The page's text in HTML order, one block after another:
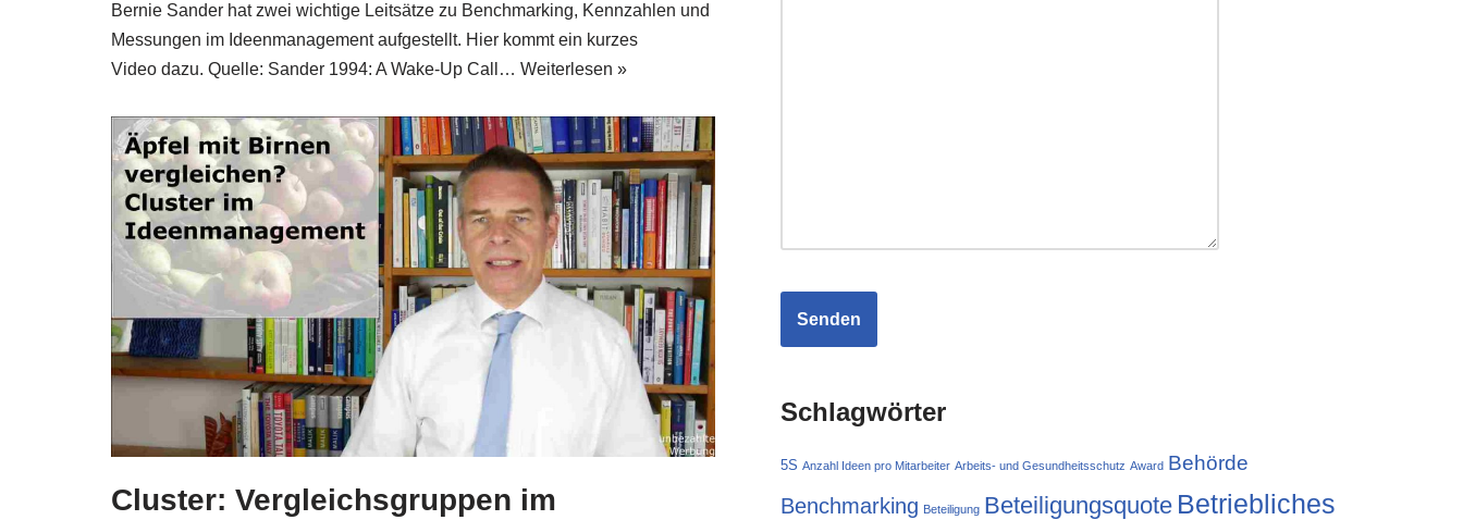
Ber­nie San­der hat zwei wich­ti­ge Leit­sät­ze zu Bench­mar­king, Kenn­zah­len und
Mes­sun­gen im Ideen­ma­nage­ment auf­ge­stellt. Hier kommt ein kur­zes
Video dazu. Quel­le: San­der 1994: A Wake-Up Call… Wei­ter­le­sen »
Cluster: Vergleichsgruppen im
Schlagwörter
5S Anzahl Ideen pro Mitarbeiter Arbeits- und Gesundheitsschutz Award Behörde
Benchmarking Beteiligung Beteiligungsquote Betriebliches